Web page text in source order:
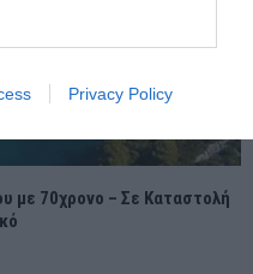
Privacy Policy
με 70χρονο – Σε Καταστολή